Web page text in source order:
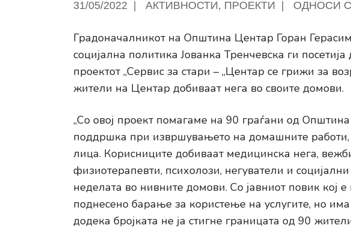
31/05/2022 АКТИВНОСТИ, ПРОЕКТИ ОДНОСИ
Градоначалникот на Општина Центар Горан
социјална политика Јованка Тренчевска ги
проектот „Сервис за стари – „Центар се грижи за
жители на Центар добиваат нега во своите домови.
„Со овој проект помагаме на 90 граѓани од
поддршка при извршувањето на домашните работи,
лица. Корисниците добиваат медицинска нега,
физиотерапевти, психолози, негуватели и
неделата во нивните домови. Со јавниот повик кој
поднесено барање за користење на услугите, но има
додека бројката не ја стигне границата од 90